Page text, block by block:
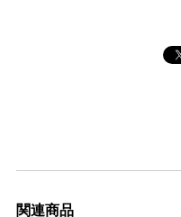
関連商品